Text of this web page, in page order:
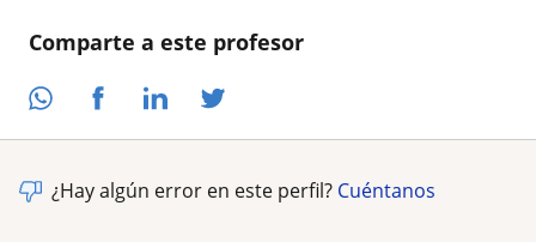
Comparte a este profesor
¿Hay algún error en este perfil? Cuéntanos